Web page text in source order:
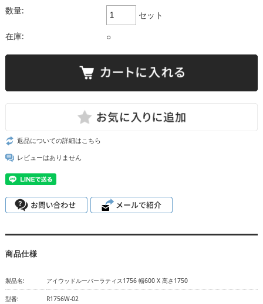
数量:
セット
在庫:
○
返品についての詳細はこちら
レビューはありません
商品仕様
製品名: アイウッドルーバーラティス1756 幅600 X 高さ1750
型番: R1756W-02